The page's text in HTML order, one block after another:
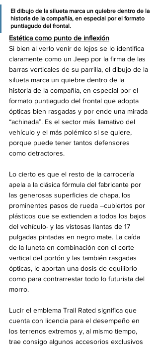
El dibujo de la silueta marca un quiebre dentro de la
historia de la compañía, en especial por el formato
puntiagudo del frontal.
Estética como punto de inflexión
Si bien al verlo venir de lejos se lo identifica
claramente como un Jeep por la firma de las
barras verticales de su parrilla, el dibujo de la
silueta marca un quiebre dentro de la
historia de la compañía, en especial por el
formato puntiagudo del frontal que adopta
ópticas bien rasgadas y por ende una mirada
“achinada”. Es el sector más llamativo del
vehículo y el más polémico si se quiere,
porque puede tener tantos defensores
como detractores.
Lo cierto es que el resto de la carrocería
apela a la clásica fórmula del fabricante por
las generosas superficies de chapa, los
prominentes pasos de rueda –cubiertos por
plásticos que se extienden a todos los bajos
del vehículo- y las vistosas llantas de 17
pulgadas pintadas en negro mate. La caída
de la luneta en combinación con el corte
vertical del portón y las también rasgadas
ópticas, le aportan una dosis de equilibrio
como para contrarrestar todo lo futurista del
morro.
Lucir el emblema Trail Rated significa que
cuenta con licencia para el desempeño en
los terrenos extremos y, al mismo tiempo,
trae consigo algunos accesorios exclusivos